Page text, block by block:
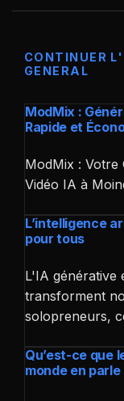
CONTINUER
GENERAL
ModMix :
Rapide et
ModMix : Votre
Vidéo IA à
L’intelligence
pour tous
L'IA générative
transforment
solopreneurs,
Qu’est-ce que
monde en parle